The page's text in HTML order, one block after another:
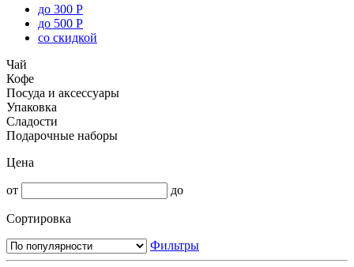
до 300 Р
до 500 Р
со скидкой
Чай
Кофе
Посуда и аксессуары
Упаковка
Сладости
Подарочные наборы
Цена
от до
Сортировка
Фильтры